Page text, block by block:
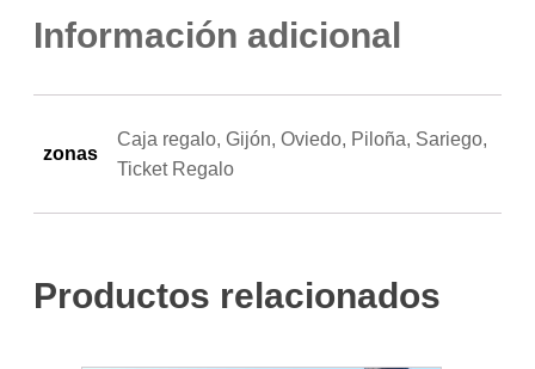
Información adicional
zonas
Caja regalo, Gijón, Oviedo, Piloña, Sariego,
Ticket Regalo
Productos relacionados